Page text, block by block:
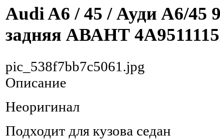
Audi A6 / 45 / Ауди А6/45
задняя АВАНТ
pic_538f7bb7c5061.jpg
Описание
Неоригинал
Подходит для кузова седан